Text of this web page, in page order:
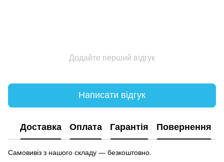
Додайте перший відгук
Написати відгук
Доставка Оплата Гарантія Повернення
Самовивіз з нашого складу — безкоштовно.